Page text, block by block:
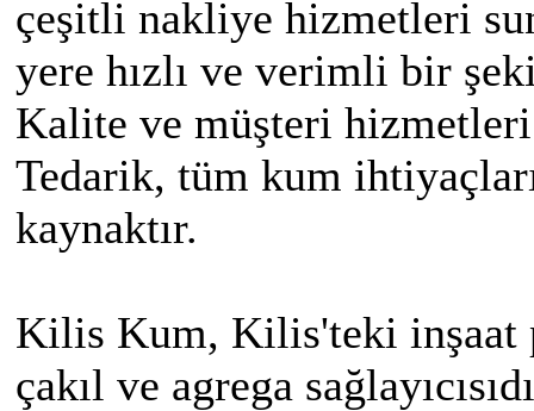
çeşitli nakliye hizmetleri
yere hızlı ve verimli bir
Kalite ve müşteri
Tedarik, tüm kum
kaynaktır.
Kilis Kum, Kilis'teki inşaat
çakıl ve agrega